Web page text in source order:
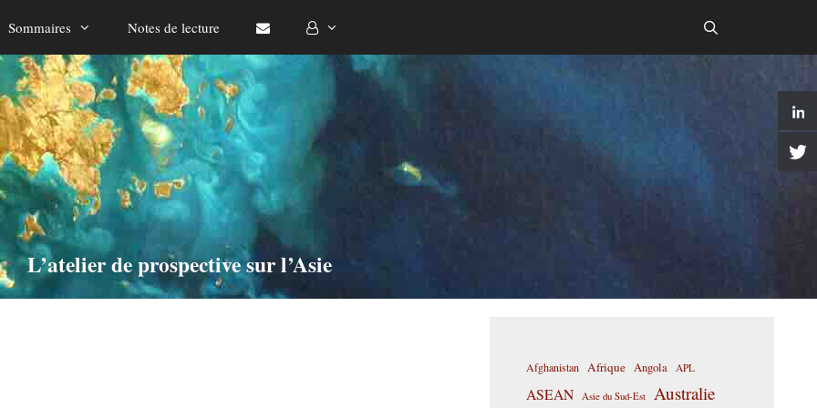
Sommaires Notes de lecture
L’atelier de prospective sur l’Asie
Afghanistan Afrique Angola APL
ASEAN Asie du Sud-Est Australie